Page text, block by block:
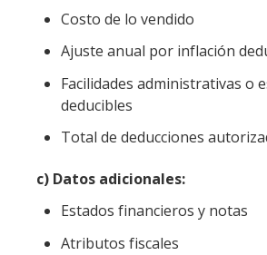
Costo de lo vendido
Ajuste anual por inflación
Facilidades administrativas o
deducibles
Total de deducciones
c) Datos adicionales:
Estados financieros y notas
Atributos fiscales